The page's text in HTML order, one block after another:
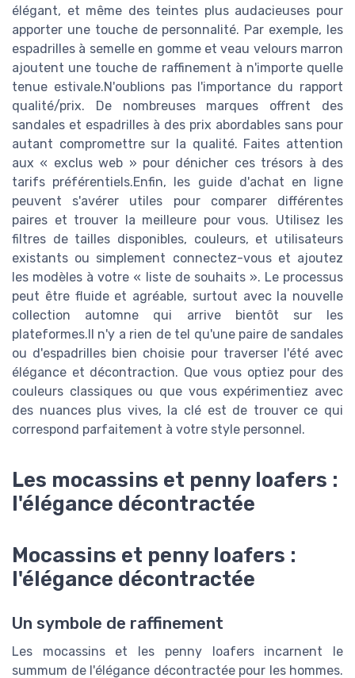
élégant, et même des teintes plus audacieuses pour
apporter une touche de personnalité. Par exemple, les
espadrilles à semelle en gomme et veau velours marron
ajoutent une touche de raffinement à n'importe quelle
tenue estivale.N'oublions pas l'importance du rapport
qualité/prix. De nombreuses marques offrent des
sandales et espadrilles à des prix abordables sans pour
autant compromettre sur la qualité. Faites attention
aux « exclus web » pour dénicher ces trésors à des
tarifs préférentiels.Enfin, les guide d'achat en ligne
peuvent s'avérer utiles pour comparer différentes
paires et trouver la meilleure pour vous. Utilisez les
filtres de tailles disponibles, couleurs, et utilisateurs
existants ou simplement connectez-vous et ajoutez
les modèles à votre « liste de souhaits ». Le processus
peut être fluide et agréable, surtout avec la nouvelle
collection automne qui arrive bientôt sur les
plateformes.Il n'y a rien de tel qu'une paire de sandales
ou d'espadrilles bien choisie pour traverser l'été avec
élégance et décontraction. Que vous optiez pour des
couleurs classiques ou que vous expérimentiez avec
des nuances plus vives, la clé est de trouver ce qui
correspond parfaitement à votre style personnel.
Les mocassins et penny loafers :
l'élégance décontractée
Mocassins et penny loafers :
l'élégance décontractée
Un symbole de raffinement
Les mocassins et les penny loafers incarnent le
summum de l'élégance décontractée pour les hommes.